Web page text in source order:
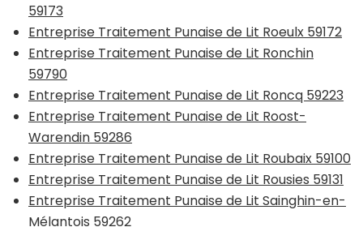
59173
Entreprise Traitement Punaise de Lit Roeulx 59172
Entreprise Traitement Punaise de Lit Ronchin
59790
Entreprise Traitement Punaise de Lit Roncq 59223
Entreprise Traitement Punaise de Lit Roost-
Warendin 59286
Entreprise Traitement Punaise de Lit Roubaix 59100
Entreprise Traitement Punaise de Lit Rousies 59131
Entreprise Traitement Punaise de Lit Sainghin-en-
Mélantois 59262